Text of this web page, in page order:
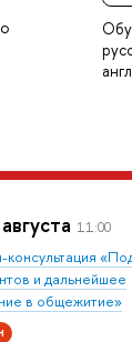
августа 11:00
и дальнейшее
в общежитие»